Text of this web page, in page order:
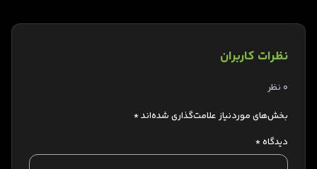
نظرات کاربران
0 نظر
بخش‌های موردنیاز علامت‌گذاری شده‌اند*
دیدگاه*